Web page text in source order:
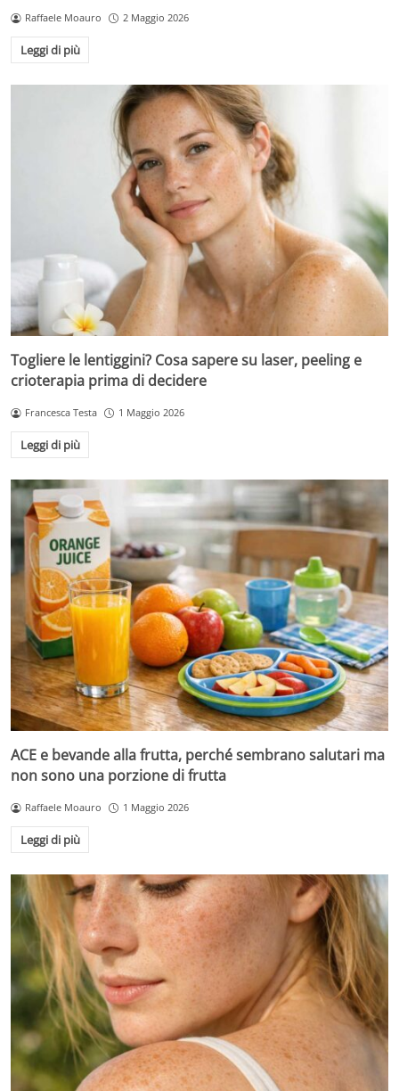
Raffaele Moauro 2 Maggio 2026
Leggi di più
Togliere le lentiggini? Cosa sapere su laser, peeling e
crioterapia prima di decidere
Francesca Testa 1 Maggio 2026
Leggi di più
ACE e bevande alla frutta, perché sembrano salutari ma
non sono una porzione di frutta
Raffaele Moauro 1 Maggio 2026
Leggi di più